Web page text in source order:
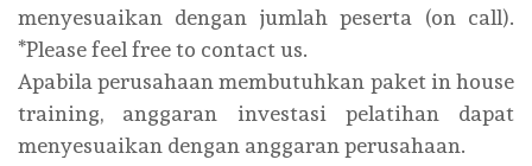
menyesuaikan dengan jumlah peserta (on call).
*Please feel free to contact us.
Apabila perusahaan membutuhkan paket in house
training, anggaran investasi pelatihan dapat
menyesuaikan dengan anggaran perusahaan.